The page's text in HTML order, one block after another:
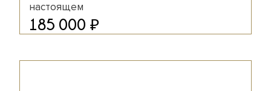
настоящем
185 000 ₽